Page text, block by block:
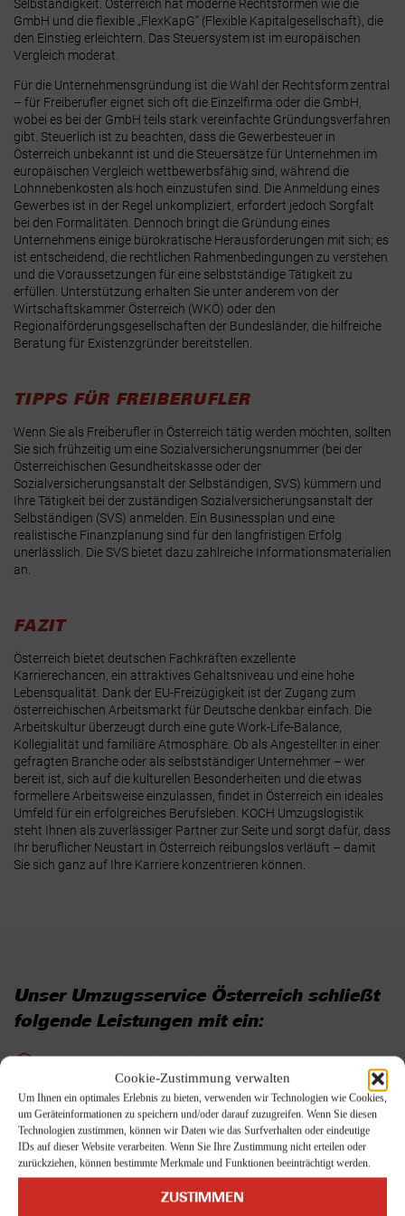
Cookie-Zustimmung verwalten
Um Ihnen ein optimales Erlebnis zu bieten, verwenden wir Technologien wie Cookies,
um Geräteinformationen zu speichern und/oder darauf zuzugreifen. Wenn Sie diesen
Technologien zustimmen, können wir Daten wie das Surfverhalten oder eindeutige
IDs auf dieser Website verarbeiten. Wenn Sie Ihre Zustimmung nicht erteilen oder
zurückziehen, können bestimmte Merkmale und Funktionen beeinträchtigt werden.
ZUSTIMMEN
Selbständigkeit. Österreich hat moderne Rechtsformen wie die
GmbH und die flexible „FlexKapG“ (Flexible Kapitalgesellschaft), die
den Einstieg erleichtern. Das Steuersystem ist im europäischen
Vergleich moderat.
Für die Unternehmensgründung ist die Wahl der Rechtsform zentral
– für Freiberufler eignet sich oft die Einzelfirma oder die GmbH,
wobei es bei der GmbH teils stark vereinfachte Gründungsverfahren
gibt. Steuerlich ist zu beachten, dass die Gewerbesteuer in
Österreich unbekannt ist und die Steuersätze für Unternehmen im
europäischen Vergleich wettbewerbsfähig sind, während die
Lohnnebenkosten als hoch einzustufen sind. Die Anmeldung eines
Gewerbes ist in der Regel unkompliziert, erfordert jedoch Sorgfalt
bei den Formalitäten. Dennoch bringt die Gründung eines
Unternehmens einige bürokratische Herausforderungen mit sich; es
ist entscheidend, die rechtlichen Rahmenbedingungen zu verstehen
und die Voraussetzungen für eine selbstständige Tätigkeit zu
erfüllen. Unterstützung erhalten Sie unter anderem von der
Wirtschaftskammer Österreich (WKÖ) oder den
Regionalförderungsgesellschaften der Bundesländer, die hilfreiche
Beratung für Existenzgründer bereitstellen.
TIPPS FÜR FREIBERUFLER
Wenn Sie als Freiberufler in Österreich tätig werden möchten, sollten
Sie sich frühzeitig um eine Sozialversicherungsnummer (bei der
Österreichischen Gesundheitskasse oder der
Sozialversicherungsanstalt der Selbständigen, SVS) kümmern und
Ihre Tätigkeit bei der zuständigen Sozialversicherungsanstalt der
Selbständigen (SVS) anmelden. Ein Businessplan und eine
realistische Finanzplanung sind für den langfristigen Erfolg
unerlässlich. Die SVS bietet dazu zahlreiche Informationsmaterialien
an.
FAZIT
Österreich bietet deutschen Fachkräften exzellente
Karrierechancen, ein attraktives Gehaltsniveau und eine hohe
Lebensqualität. Dank der EU-Freizügigkeit ist der Zugang zum
österreichischen Arbeitsmarkt für Deutsche denkbar einfach. Die
Arbeitskultur überzeugt durch eine gute Work-Life-Balance,
Kollegialität und familiäre Atmosphäre. Ob als Angestellter in einer
gefragten Branche oder als selbstständiger Unternehmer – wer
bereit ist, sich auf die kulturellen Besonderheiten und die etwas
formellere Arbeitsweise einzulassen, findet in Österreich ein ideales
Umfeld für ein erfolgreiches Berufsleben. KOCH Umzugslogistik
steht Ihnen als zuverlässiger Partner zur Seite und sorgt dafür, dass
Ihr beruflicher Neustart in Österreich reibungslos verläuft – damit
Sie sich ganz auf Ihre Karriere konzentrieren können.
Unser Umzugsservice Österreich schließt
folgende Leistungen mit ein:
Exportverpackung der Möbel
Packmittelgestellung für Überseetransporte
Möbel Demontagen
Erstellung einer Ladeliste mit Nummer für jeden Gegenstand
Komplette Zollabfertigung Export